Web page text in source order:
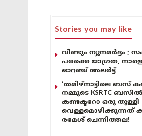
Stories you may like
വീണ്ടും ന്യൂനമർദ്ദം ;
പരക്കെ ജാഗ്രത, നാളെ
ഓറഞ്ച് അലർട്ട്
‘തമിഴ്‌നാട്ടിലെ ബസ്
നമ്മുടെ KSRTC
കണ്ടക്ടറോ ഒരു തുള്ളി
വെള്ളമൊഴിക്കുന്നത്
രമേശ് ചെന്നിത്തല!